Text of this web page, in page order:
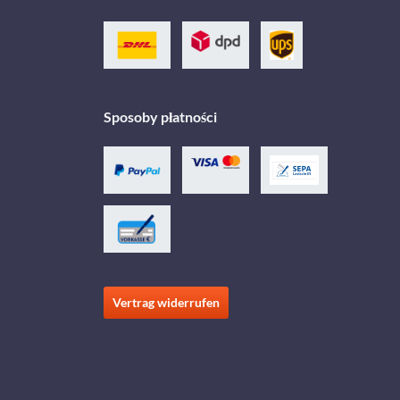
Sposoby płatności
Vertrag widerrufen